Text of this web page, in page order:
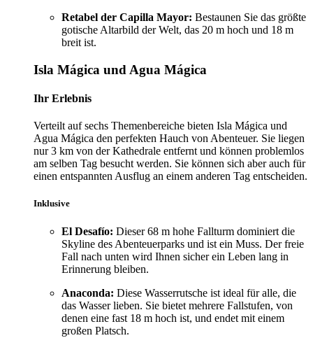
Retabel der Capilla Mayor: Bestaunen Sie das größte
gotische Altarbild der Welt, das 20 m hoch und 18 m
breit ist.
Isla Mágica und Agua Mágica
Ihr Erlebnis
Verteilt auf sechs Themenbereiche bieten Isla Mágica und
Agua Mágica den perfekten Hauch von Abenteuer. Sie liegen
nur 3 km von der Kathedrale entfernt und können problemlos
am selben Tag besucht werden. Sie können sich aber auch für
einen entspannten Ausflug an einem anderen Tag entscheiden.
Inklusive
El Desafío: Dieser 68 m hohe Fallturm dominiert die
Skyline des Abenteuerparks und ist ein Muss. Der freie
Fall nach unten wird Ihnen sicher ein Leben lang in
Erinnerung bleiben.
Anaconda: Diese Wasserrutsche ist ideal für alle, die
das Wasser lieben. Sie bietet mehrere Fallstufen, von
denen eine fast 18 m hoch ist, und endet mit einem
großen Platsch.